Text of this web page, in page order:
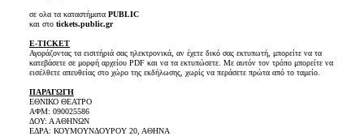
σε ολα τα καταστήματα PUBLIC
και στο tickets.public.gr
E-TICKET
Αγοράζοντας τα εισιτήριά σας ηλεκτρονικά, αν έχετε δικό σας εκτυπωτή, μπορείτε να τα
κατεβάσετε σε μορφή αρχείου PDF και να τα εκτυπώσετε. Με αυτόν τον τρόπο μπορείτε να
εισέλθετε απευθείας στο χώρο της εκδήλωσης, χωρίς να περάσετε πρώτα από το ταμείο.
ΠΑΡΑΓΩΓΗ
ΕΘΝΙΚΟ ΘΕΑΤΡΟ
ΑΦΜ: 090025586
ΔΟΥ: Α ΑΘΗΝΩΝ
ΕΔΡΑ: ΚΟΥΜΟΥΝΔΟΥΡΟΥ 20, ΑΘΗΝΑ